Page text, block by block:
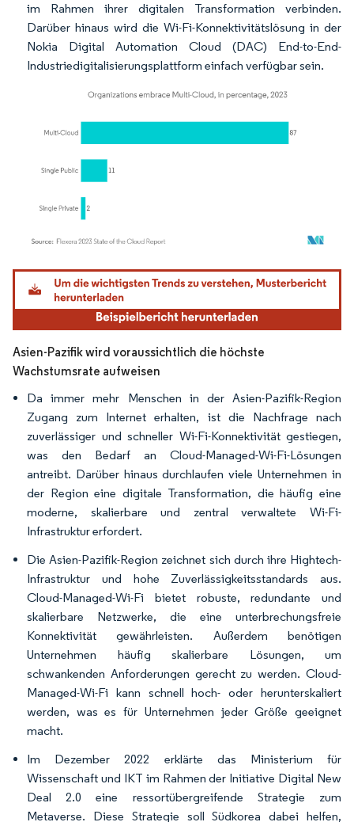
im Rahmen ihrer digitalen Transformation verbinden.
Darüber hinaus wird die Wi-Fi-Konnektivitätslösung in der
Nokia Digital Automation Cloud (DAC) End-to-End-
Industriedigitalisierungsplattform einfach verfügbar sein.
Bild © Mordor Intelligence. Wiederverwendung erfordert Namensnennung gemäß
Asien-Pazifik wird voraussichtlich die höchste
Wachstumsrate aufweisen
Da immer mehr Menschen in der Asien-Pazifik-Region
Zugang zum Internet erhalten, ist die Nachfrage nach
zuverlässiger und schneller Wi-Fi-Konnektivität gestiegen,
was den Bedarf an Cloud-Managed-Wi-Fi-Lösungen
antreibt. Darüber hinaus durchlaufen viele Unternehmen in
der Region eine digitale Transformation, die häufig eine
moderne, skalierbare und zentral verwaltete Wi-Fi-
Infrastruktur erfordert.
Die Asien-Pazifik-Region zeichnet sich durch ihre Hightech-
Infrastruktur und hohe Zuverlässigkeitsstandards aus.
Cloud-Managed-Wi-Fi bietet robuste, redundante und
skalierbare Netzwerke, die eine unterbrechungsfreie
Konnektivität gewährleisten. Außerdem benötigen
Unternehmen häufig skalierbare Lösungen, um
schwankenden Anforderungen gerecht zu werden. Cloud-
Managed-Wi-Fi kann schnell hoch- oder herunterskaliert
werden, was es für Unternehmen jeder Größe geeignet
macht.
Im Dezember 2022 erklärte das Ministerium für
Wissenschaft und IKT im Rahmen der Initiative Digital New
Deal 2.0 eine ressortübergreifende Strategie zum
Metaverse. Diese Strategie soll Südkorea dabei helfen,